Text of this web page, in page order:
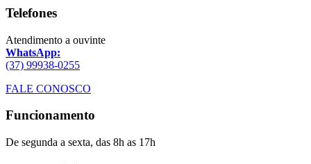
Telefones
Atendimento a ouvinte
WhatsApp:
(37) 99938-0255
FALE CONOSCO
Funcionamento
De segunda a sexta, das 8h as 17h